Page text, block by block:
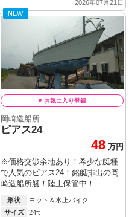
2026年07月21日
岡崎造船所
ピアス24
48 万円
※価格交渉余地あり！希少な艇種
で人気のピアス24！銘艇排出の岡
崎造船所艇！陸上保管中！
形状
ヨット＆水上バイク
サイズ
24ft
NEW